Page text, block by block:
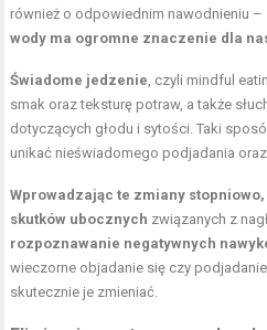
również o odpowiednim nawodnieniu –
wody ma ogromne znaczenie dla
Świadome jedzenie, czyli mindful
smak oraz teksturę potraw, a także
dotyczących głodu i sytości. Taki
unikać nieświadomego podjadania
Wprowadzając te zmiany
skutków ubocznych związanych z
rozpoznawanie negatywnych
wieczorne objadanie się czy
skutecznie je zmieniać.